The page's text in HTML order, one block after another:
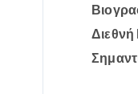
o
r
:
Διεθνή